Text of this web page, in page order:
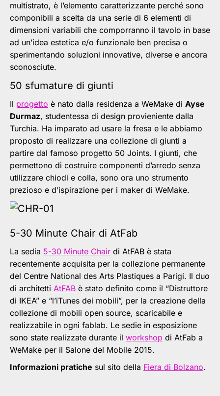
multistrato, è l’elemento caratterizzante perché sono
componibili a scelta da una serie di 6 elementi di
dimensioni variabili che comporranno il tavolo in base
ad un’idea estetica e/o funzionale ben precisa o
sperimentando soluzioni innovative, diverse e ancora
sconosciute.
50 sfumature di giunti
Il progetto è nato dalla residenza a WeMake di Ayse
Durmaz, studentessa di design provieniente dalla
Turchia. Ha imparato ad usare la fresa e le abbiamo
proposto di realizzare una collezione di giunti a
partire dal famoso progetto 50 Joints. I giunti, che
permettono di costruire componenti d’arredo senza
utilizzare chiodi e colla, sono ora uno strumento
prezioso e d’ispirazione per i maker di WeMake.
5-30 Minute Chair di AtFab
La sedia 5-30 Minute Chair di AtFAB è stata
recentemente acquisita per la collezione permanente
del Centre National des Arts Plastiques a Parigi. Il duo
di architetti AtFAB è stato definito come il “Distruttore
di IKEA” e “l’iTunes dei mobili”, per la creazione della
collezione di mobili open source, scaricabile e
realizzabile in ogni fablab. Le sedie in esposizione
sono state realizzate durante il workshop di AtFab a
WeMake per il Salone del Mobile 2015.
Informazioni pratiche sul sito della Fiera di Bolzano.